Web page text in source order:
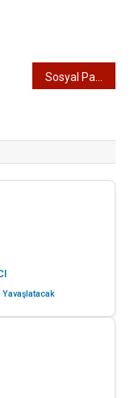
Yavaşlatacak